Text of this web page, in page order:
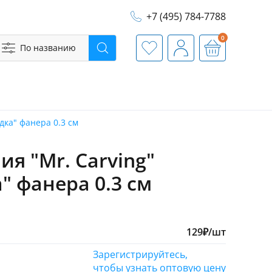
+7 (495) 784-7788
По названию Поиск ИзбранноеПрофильКорзина
0
фанера 0.3 см
"Mr. Carving"
фанера 0.3 см
129₽/шт
Зарегистрируйтесь,
чтобы узнать оптовую цену